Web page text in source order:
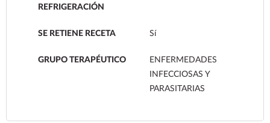
REFRIGERACIÓN
SE RETIENE RECETA Sí
GRUPO TERAPÉUTICO
ENFERMEDADES
INFECCIOSAS Y
PARASITARIAS